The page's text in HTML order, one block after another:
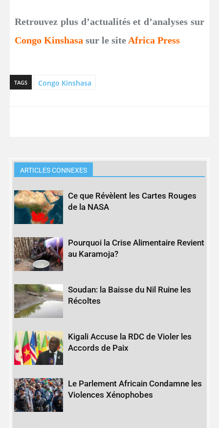
Retrouvez plus d’actualités et d’analyses sur
Congo Kinshasa sur le site Africa Press
TAGS Congo Kinshasa
ARTICLES CONNEXES
Ce que Révèlent les Cartes Rouges
de la NASA
Pourquoi la Crise Alimentaire Revient
au Karamoja?
Soudan: la Baisse du Nil Ruine les
Récoltes
Kigali Accuse la RDC de Violer les
Accords de Paix
Le Parlement Africain Condamne les
Violences Xénophobes